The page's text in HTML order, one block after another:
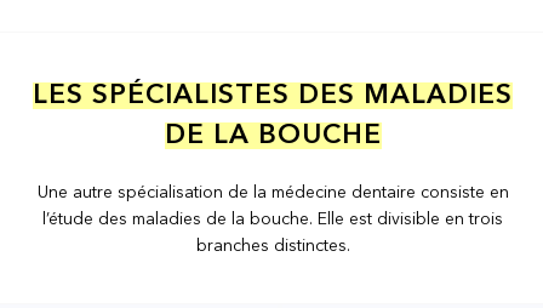
LES SPÉCIALISTES DES MALADIES
DE LA BOUCHE
Une autre spécialisation de la médecine dentaire consiste en
l’étude des maladies de la bouche. Elle est divisible en trois
branches distinctes.